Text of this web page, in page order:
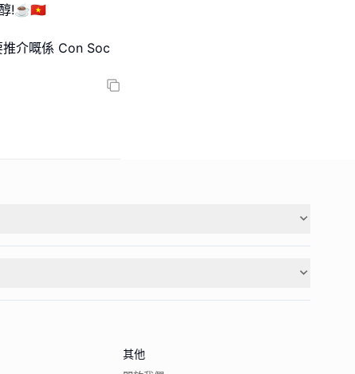
!☕🇻🇳
推介嘅係 Con Soc
其他